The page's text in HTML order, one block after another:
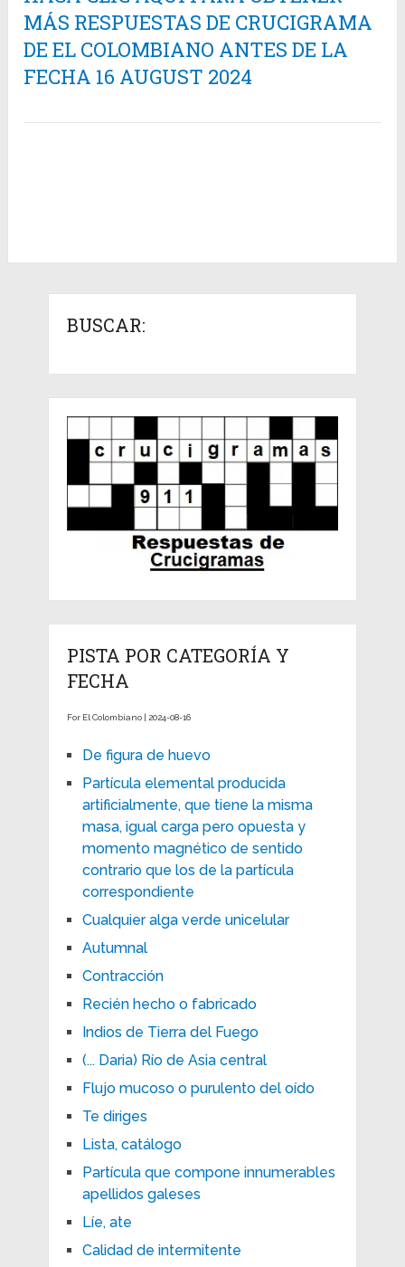
MÁS RESPUESTAS DE CRUCIGRAMA
DE EL COLOMBIANO ANTES DE LA
FECHA 16 AUGUST 2024
BUSCAR:
PISTA POR CATEGORÍA Y
FECHA
For El Colombiano | 2024-08-16
De figura de huevo
Partícula elemental producida
artificialmente, que tiene la misma
masa, igual carga pero opuesta y
momento magnético de sentido
contrario que los de la partícula
correspondiente
Cualquier alga verde unicelular
Autumnal
Contracción
Recién hecho o fabricado
Indios de Tierra del Fuego
(... Daria) Río de Asia central
Flujo mucoso o purulento del oído
Te diriges
Lista, catálogo
Partícula que compone innumerables
apellidos galeses
Líe, ate
Calidad de intermitente